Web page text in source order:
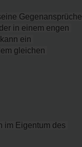
Gegenansprüche
in einem engen
ein
gleichen
im Eigentum des